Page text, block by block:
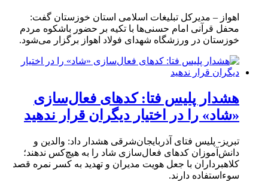
اهواز – مدیرکل تبلیغات اسلامی استان خوزستان گفت:
محفل قرآنی امام حسنی‌ها با تکیه بر حضور باشکوه مردم
خوزستان در ورزشگاه شهدای فولاد اهواز برگزار می‌شود.
هشدار پلیس فتا: کدهای فعال‌سازی
«شاد» را در اختیار دیگران قرار ندهید
تبریز- پلیس فتای آذربایجان‌شرقی هشدار داد: والدین و
دانش‌آموزان کدهای فعال‌سازی شاد را به هیچ‌کس ندهند؛
کلاهبرداران با جعل هویت مدیران و تهدید به کسر نمره قصد
سوءاستفاده دارند.